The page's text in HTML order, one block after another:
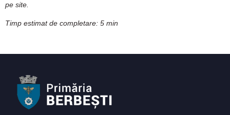
pe site.
Timp estimat de completare: 5 min